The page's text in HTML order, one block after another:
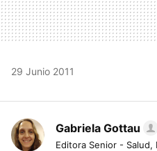
29 Junio 2011
Gabriela Gottau
Editora Senior -